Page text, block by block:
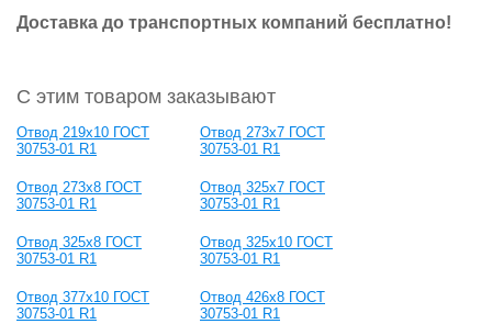
Доставка до транспортных компаний бесплатно!
С этим товаром заказывают
Отвод 219x10 ГОСТ
30753-01 R1
Отвод 273x7 ГОСТ
30753-01 R1
Отвод 273x8 ГОСТ
30753-01 R1
Отвод 325x7 ГОСТ
30753-01 R1
Отвод 325x8 ГОСТ
30753-01 R1
Отвод 325x10 ГОСТ
30753-01 R1
Отвод 377x10 ГОСТ
30753-01 R1
Отвод 426x8 ГОСТ
30753-01 R1